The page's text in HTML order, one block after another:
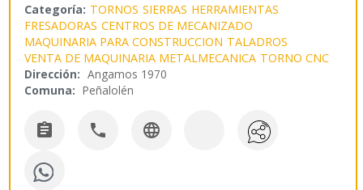
Categoría: TORNOS SIERRAS HERRAMIENTAS
FRESADORAS CENTROS DE MECANIZADO
MAQUINARIA PARA CONSTRUCCION TALADROS
VENTA DE MAQUINARIA METALMECANICA TORNO CNC
Dirección: Angamos 1970
Comuna: Peñalolén
  